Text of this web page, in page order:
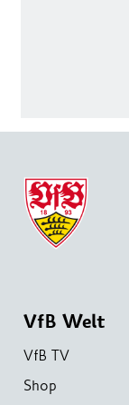
VfB Welt
VfB TV
Shop